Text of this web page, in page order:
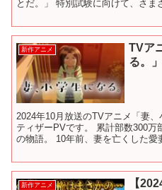
とだ。」 特別試験に向けて、さま
新作アニメ
TVア
る。
2024年10月放送のTVアニメ「妻
ティザーPVです。 累計部数300万
の物語。 10年前、妻を亡くした
新作アニメ
【